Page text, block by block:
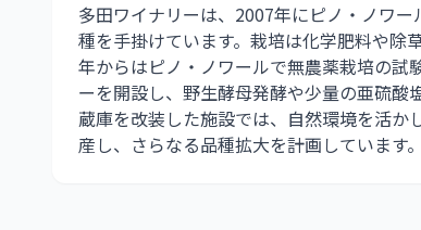
多田ワイナリーは、2007年にピノ・ノワ
種を手掛けています。栽培は化学肥料や除
年からはピノ・ノワールで無農薬栽培の試
ーを開設し、野生酵母発酵や少量の亜硫
蔵庫を改装した施設では、自然環境を活
産し、さらなる品種拡大を計画しています。